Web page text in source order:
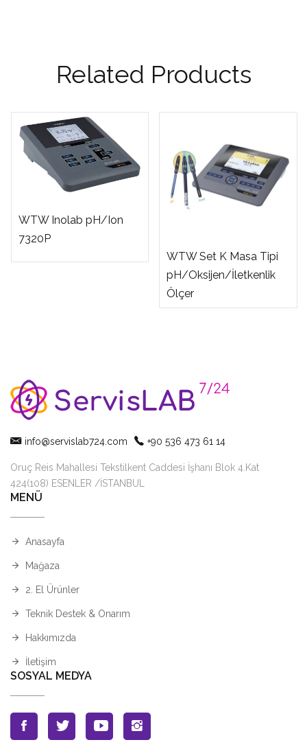
Related Products
WTW Inolab pH/Ion
7320P
WTW Set K Masa Tipi
pH/Oksijen/İletkenlik
Ölçer
info@servislab724.com +90 536 473 61 14
Oruç Reis Mahallesi Tekstilkent Caddesi İşhanı Blok 4.Kat
424(108) ESENLER /İSTANBUL
MENÜ
Anasayfa
Mağaza
2. El Ürünler
Teknik Destek & Onarım
Hakkımızda
İletişim
SOSYAL MEDYA